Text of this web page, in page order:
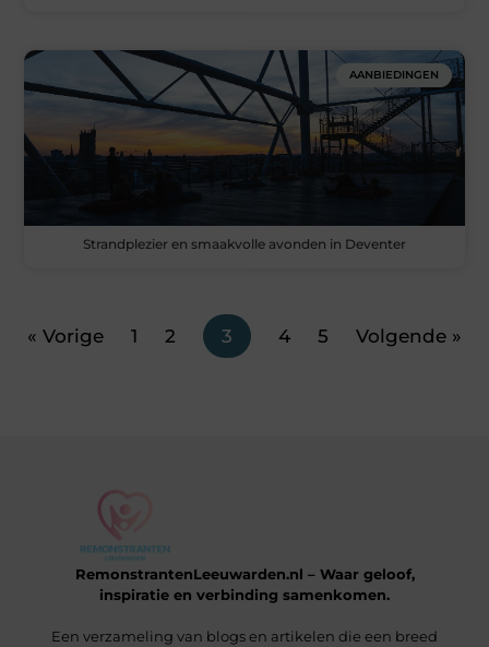
AANBIEDINGEN
Strandplezier en smaakvolle avonden in Deventer
« Vorige 1 2 3 4 5 Volgende »
RemonstrantenLeeuwarden.nl – Waar geloof,
inspiratie en verbinding samenkomen.
Een verzameling van blogs en artikelen die een breed